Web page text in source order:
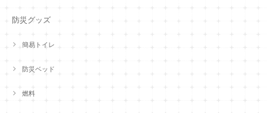
防災グッズ
簡易トイレ
防災ベッド
燃料